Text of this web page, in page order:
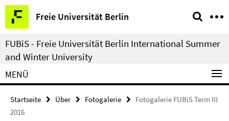
Springe
direkt
zu
Inhalt
Freie Universität Berlin
Service-
Navigation
FUBiS - Freie Universität Berlin International Summer
and Winter University
MENÜ
Startseite Über Fotogalerie
Fotogalerie FUBiS Term III
2016